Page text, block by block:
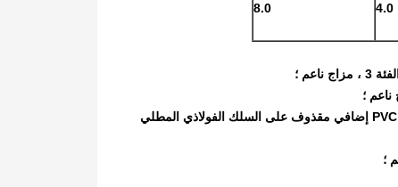
4.0
8.0
نفس النوع من الأسلاك الفولاذية المطلية بالمعدن كما هو مذكور أعلاه ، ولكن مع طلاء PVC إضافي مقذوف على السلك الفولاذي المطلي